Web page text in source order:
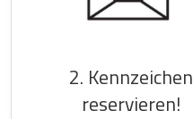
2. Kennzeichen
reservieren!